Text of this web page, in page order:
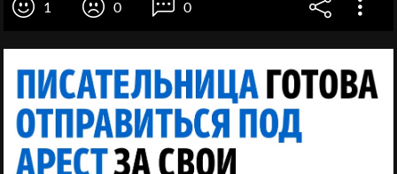
1 0 0